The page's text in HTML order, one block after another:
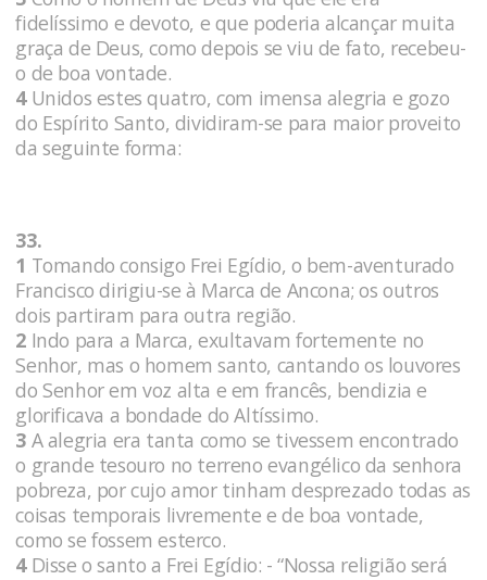
fidelíssimo e devoto, e que poderia alcançar muita
graça de Deus, como depois se viu de fato, recebeu-
o de boa vontade.
4Unidos estes quatro, com imensa alegria e gozo
do Espírito Santo, dividiram-se para maior proveito
da seguinte forma:
33.
1 Tomando consigo Frei Egídio, o bem-aventurado
Francisco dirigiu-se à Marca de Ancona; os outros
dois partiram para outra região.
2 Indo para a Marca, exultavam fortemente no
Senhor, mas o homem santo, cantando os louvores
do Senhor em voz alta e em francês, bendizia e
glorificava a bondade do Altíssimo.
3 A alegria era tanta como se tivessem encontrado
o grande tesouro no terreno evangélico da senhora
pobreza, por cujo amor tinham desprezado todas as
coisas temporais livremente e de boa vontade,
como se fossem esterco.
4Disse o santo a Frei Egídio: - “Nossa religião será